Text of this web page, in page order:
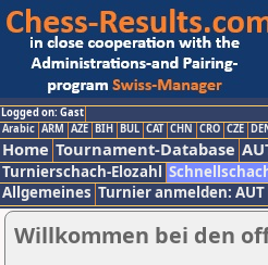
Logged on: Gast
Arabic ARM AZE BIH BUL CAT CHN CRO CZE
Home Tournament-Database
Turnierschach-Elozahl
Allgemeines Turnier anmelden: AUT
Willkommen bei den